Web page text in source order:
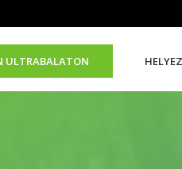
ULTRABALATON